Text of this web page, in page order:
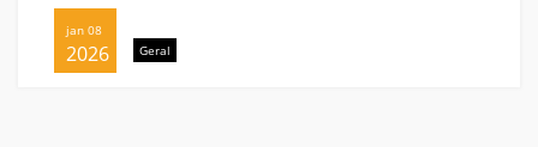
jan 08
2026 Geral